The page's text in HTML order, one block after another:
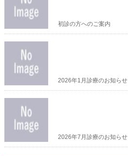
初診の方へのご案内
2026年1月診療のお知らせ
2026年7月診療のお知らせ